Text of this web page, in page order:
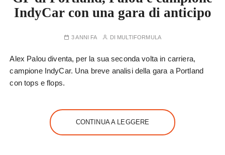
IndyCar con una gara di anticipo
3 ANNI FA DI MULTIFORMULA
Alex Palou diventa, per la sua seconda volta in carriera,
campione IndyCar. Una breve analisi della gara a Portland
con tops e flops.
CONTINUA A LEGGERE